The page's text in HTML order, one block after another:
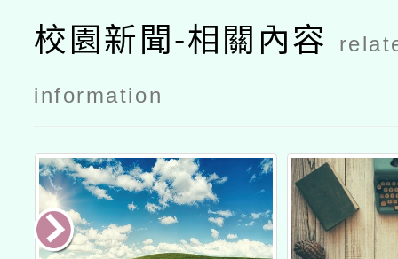
校園新聞-相關內容
information